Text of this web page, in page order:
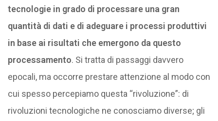
tecnologie in grado di processare una gran
quantità di dati e di adeguare i processi produttivi
in base ai risultati che emergono da questo
processamento. Si tratta di passaggi davvero
epocali, ma occorre prestare attenzione al modo con
cui spesso percepiamo questa “rivoluzione”: di
rivoluzioni tecnologiche ne conosciamo diverse; gli